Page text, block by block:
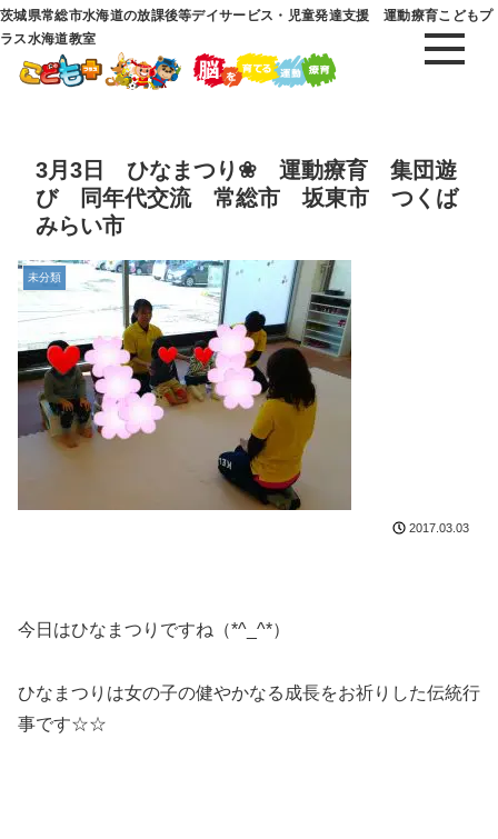
茨城県常総市水海道の放課後等デイサービス・児童発達支援 運動療育こどもプ
ラス水海道教室
3月3日 ひなまつり❀ 運動療育 集団遊
び 同年代交流 常総市 坂東市 つくば
みらい市
未分類
2017.03.03
今日はひなまつりですね（*^_^*）
ひなまつりは女の子の健やかなる成長をお祈りした伝統行
事です☆☆